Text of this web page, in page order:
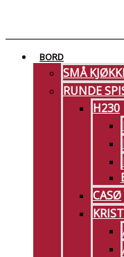
BORD
SMÅ
RUNDE
H230
CASØ